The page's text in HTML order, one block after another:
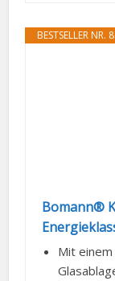
BESTSELLER NR. 8
Bomann®
Mit